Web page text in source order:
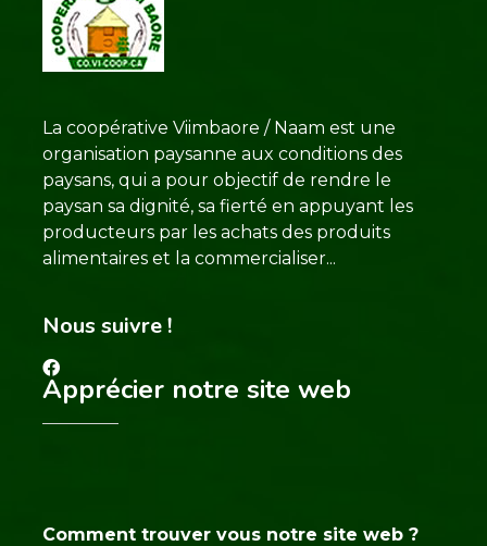
La coopérative Viimbaore / Naam est une
organisation paysanne aux conditions des
paysans, qui a pour objectif de rendre le
paysan sa dignité, sa fierté en appuyant les
producteurs par les achats des produits
alimentaires et la commercialiser...
Nous suivre !
Apprécier notre site web
Comment trouver vous notre site web ?